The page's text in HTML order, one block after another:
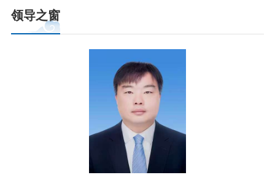
惠企政策精准服务
领导之窗